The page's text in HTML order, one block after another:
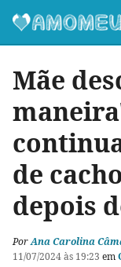
Mãe
de
depois
PorAna Carolina
11/07/2024 às 19:23 em